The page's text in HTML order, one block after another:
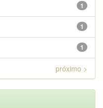
1
1
1
próximo >